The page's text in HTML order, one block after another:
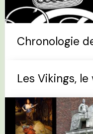
Chronologie
Les Vikings,